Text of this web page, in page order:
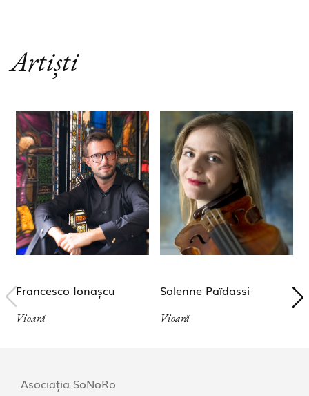
Artiști
Francesco Ionașcu
Vioară
Solenne Païdassi
Vioară
Asociația SoNoRo